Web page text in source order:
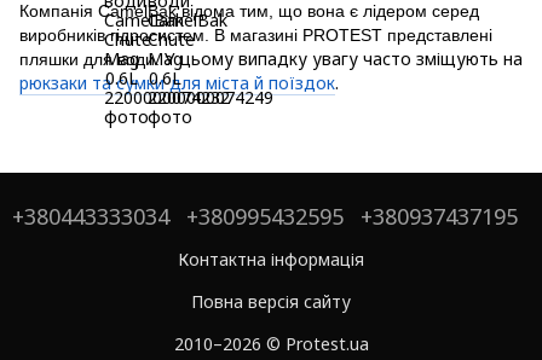
Компанія CamelBak відома тим, що вона є лідером серед
виробників гідросистем. В магазині PROTEST представлені
пляшки для води.У цьому випадку увагу часто зміщують на
рюкзаки та сумки для міста й поїздок.
+380443333034 +380995432595 +380937437195
Контактна інформація
Повна версія сайту
2010–2026 © Protest.ua